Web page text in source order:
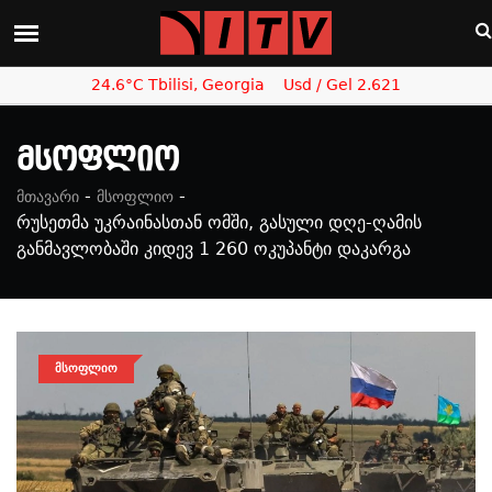
24.6°C Tbilisi, Georgia Usd / Gel 2.621
Მსოფლიო
მთავარი - მსოფლიო -
რუსეთმა უკრაინასთან ომში, გასული დღე-ღამის
განმავლობაში კიდევ 1 260 ოკუპანტი დაკარგა
ᲛᲡᲝᲤᲚᲘᲝ